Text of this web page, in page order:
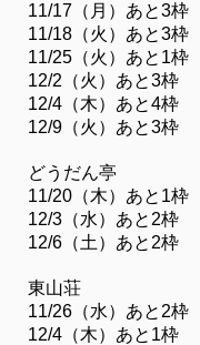
11/17（月）あと3枠
11/18（火）あと3枠
11/25（火）あと1枠
12/2（火）あと3枠
12/4（木）あと4枠
12/9（火）あと3枠
どうだん亭
11/20（木）あと1枠
12/3（水）あと2枠
12/6（土）あと2枠
東山荘
11/26（水）あと2枠
12/4（木）あと1枠